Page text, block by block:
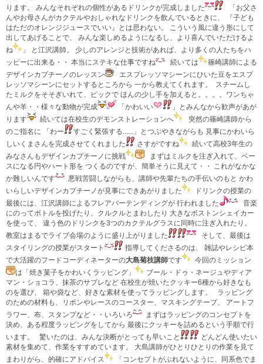
ります。 みんなそれぞれの個性があるドリンクが完成しました
「お父さ
んやお母さんがカクテルやおしゃれなドリンクを飲んでいるときに、 『子ども
はただのオレンジジュースでいい』とは思わない。 こういう風に違う形にして
出してあげることで、 みんな楽しめるようになるし、より喜んでいただけるよ
ね
」 と江沢講師。 少しのアレンジと技術があれば、より多くの人たちをハ
ッピーに出来る・・ 本当にステキな仕事ですね
続いては
篠崎講師による
デザインカプチーノのレッスン
エスプレッソマシーンにひいた豆をエスプ
レッソマシーンにセットするところから 一から教えてくれます。
スチームし
たミルクをそそぎいれて、ピックで ほんの少し手を加えると。。。。ワンちゃ
んや羊・・様々な動物が完成
「かわいい
」とみんなから歓声があが
ります
続いては在校生のデモンストレーションへ
突然の篠崎講師から
のご指名に 「わー
すごく緊張する......」とつぶやきながらも 見事にかわいら
しいくまさんを完成させてくれました
さすがですね
続いて高校3年生の
みなさんもデザインカプチーノに挑戦
まずはミルクを注ぎ入れて、ベー
スになる円やハート形を つくるのですが、簡単そうに見えて・・ これがなかな
か難しいんです
悪戦苦闘しながらも、講師や先輩たちの手伝いのもと かわ
いらしいデザインカプチーノが見事にできあがりました
ドリンクの授業の
最後には、江沢講師によるフレアバーテンディングが 行われました
音楽
にのってボトルを投げたり、クルクルとまわしたり 大きなボストンシェイカー
を使って、 違う色のドリンクを3つのカクテルグラスに同時に注ぎ入れたり。
教室はまるでライブ会場のように盛り上がりました
そして、最後は
スタイリングの授業がスタート
指導してくださるのは、 雑誌やレシピ本
で大活躍のフードコーディネーターの大島菊枝講師です
今回のミッション
は「焼き菓子をかわいくラッピング」
ブール・ドゥ・ネージュやディア
マン・ショコラ、抹茶のサブレなど 在校生が焼いたクッキー6種から好きなも
のを選び、 箱や袋など、好きな素材を使ってラッピングします。
ラッピング
のための材料も、リボンやレースのコースター、マスキングテープ、 アートフ
ラワー、布、スタンプなど・・いろいろ
まずはラッピングのコンセプトを
決め、ある程度ラッピングをしてから 最後にクッキーを詰めるという手順で行
います。 驚いたのは、みんな決断がとっても早いこと
どんどん使いたい
素材を集めて、作業をすすめています。 大島講師がひとりひとりの作業を見て
まわりがら、的確にアドバイス
「コンセプトがぶれないように、同系色でま